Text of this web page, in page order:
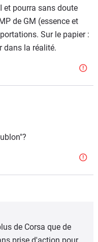
et pourra sans doute
de GM (essence et
Sur le papier :
dans la réalité.
de Corsa que de